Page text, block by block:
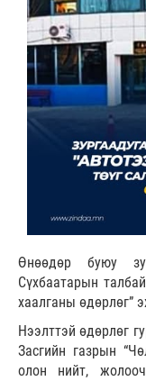
Өнөөдөр буюу
Сүхбаатарын
хаалганы өдөрлөг”
Нээлттэй өдөрлөг
Засгийн газрын
олон нийт,